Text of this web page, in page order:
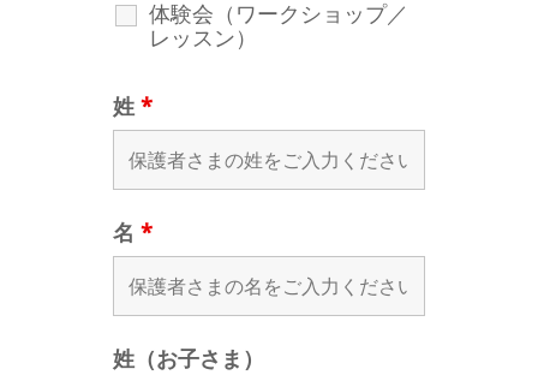
体験会（ワークショップ／
レッスン）
姓 *
名 *
姓（お子さま）